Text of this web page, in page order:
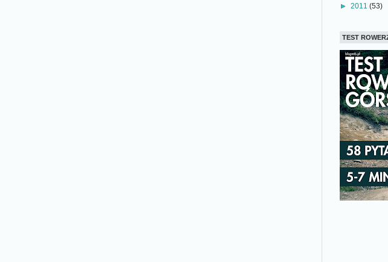
► 2011 (53)
TEST